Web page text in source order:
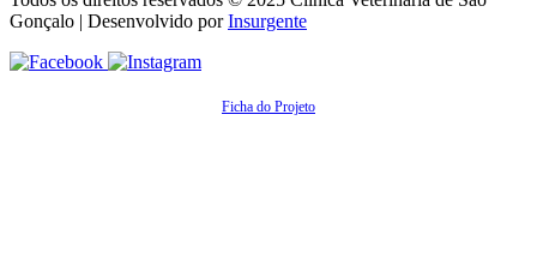
Gonçalo | Desenvolvido porInsurgente
Ficha do Projeto